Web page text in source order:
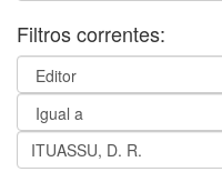
Filtros correntes: